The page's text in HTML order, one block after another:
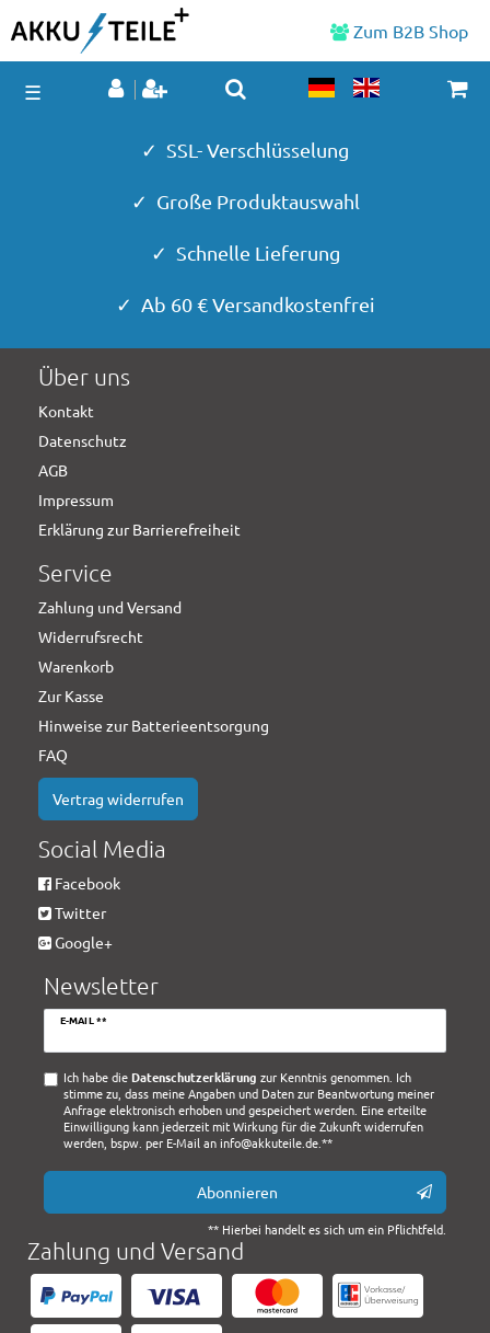
Zum B2B Shop
☰
✓ SSL- Verschlüsselung
✓ Große Produktauswahl
✓ Schnelle Lieferung
✓ Ab 60 € Versandkostenfrei
Über uns
Kontakt
Datenschutz
AGB
Impressum
Erklärung zur Barrierefreiheit
Service
Zahlung und Versand
Widerrufsrecht
Warenkorb
Zur Kasse
Hinweise zur Batterieentsorgung
FAQ
Vertrag widerrufen
Social Media
Facebook
Twitter
Google+
Newsletter
E-MAIL **
Newsletter
Ich habe die Daten­schutz­erklärung zur Kenntnis genommen. Ich
stimme zu, dass meine Angaben und Daten zur Beantwortung meiner
Anfrage elektronisch erhoben und gespeichert werden. Eine erteilte
Einwilligung kann jederzeit mit Wirkung für die Zukunft widerrufen
werden, bspw. per E-Mail an info@akkuteile.de.**
Abonnieren
** Hierbei handelt es sich um ein Pflichtfeld.
Zahlung und Versand